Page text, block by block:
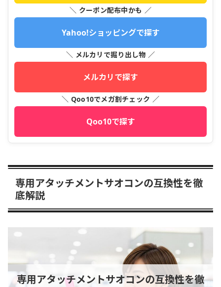
＼ クーポン配布中かも ／
Yahoo!ショッピングで探す
＼ メルカリで掘り出し物 ／
メルカリで探す
＼ Qoo10でメガ割チェック ／
Qoo10で探す
専用アタッチメントサオコンの互換性を徹
底解説
専用アタッチメントサオコンの互換性を徹